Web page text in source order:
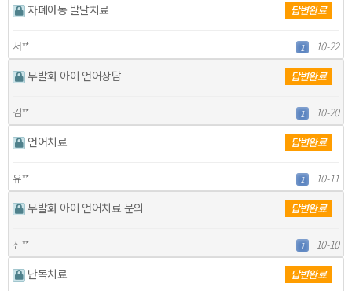
자폐아동 발달치료 답변완료
서** 1 10-22
무발화 아이 언어상담 답변완료
김** 1 10-20
언어치료 답변완료
유** 1 10-11
무발화 아이 언어치료 문의 답변완료
신** 1 10-10
난독치료 답변완료